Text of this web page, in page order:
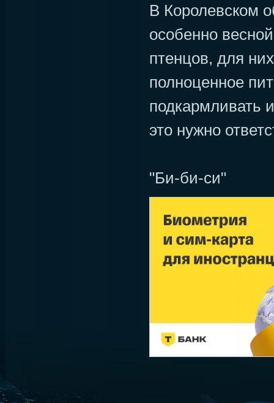
В Королевском
особенно
птенцов, для
полноценное
подкармливать
это нужно
"Би-би-си"